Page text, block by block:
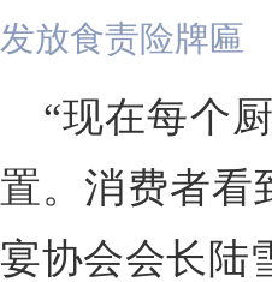
发放食责险牌匾
“现在每个
置。消费者看
宴协会会长陆